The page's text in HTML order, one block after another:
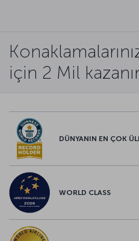
için 2 Mil
DÜNYANIN EN ÇOK
WORLD CLASS